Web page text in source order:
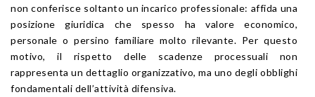
non conferisce soltanto un incarico professionale: affida una
posizione giuridica che spesso ha valore economico,
personale o persino familiare molto rilevante. Per questo
motivo, il rispetto delle scadenze processuali non
rappresenta un dettaglio organizzativo, ma uno degli obblighi
fondamentali dell’attività difensiva.